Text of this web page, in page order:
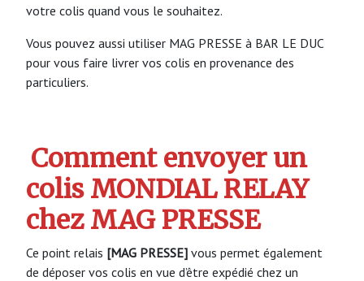
votre colis quand vous le souhaitez.
Vous pouvez aussi utiliser MAG PRESSE à BAR LE DUC
pour vous faire livrer vos colis en provenance des
particuliers.
Comment envoyer un
colis MONDIAL RELAY
chez MAG PRESSE
Ce point relais [MAG PRESSE] vous permet également
de déposer vos colis en vue d’être expédié chez un